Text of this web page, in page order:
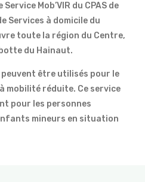
Mob’VIR du CPAS de
Services à domicile du
toute la région du Centre,
du Hainaut.
être utilisés pour le
mobilité réduite. Ce service
pour les personnes
mineurs en situation